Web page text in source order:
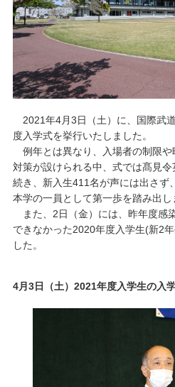
2021年4月3日（土）に、国際武
度入学式を挙行いたしました。
例年とは異なり、入場者の制限や
対策が設けられる中、式では髙見
続き、新入生411名が声には出さず
本学の一員として第一歩を踏み出し
また、2日（金）には、昨年度感
できなかった2020年度入学生(新2
した。
4月3日（土）2021年度入学生の入